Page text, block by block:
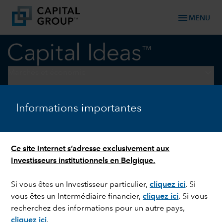
Informations importantes
Ce site Internet s’adresse exclusivement aux
Investisseurs institutionnels en Belgique.
Si vous êtes un Investisseur particulier,cliquez ici. Si
vous êtes un Intermédiaire financier,cliquez ici. Si vous
recherchez des informations pour un autre pays,
cliquez ici.
menu MENU
PERSPECTIVES
Marchés actions : comment
investir en 2026 ?